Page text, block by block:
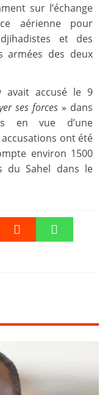
sur l’échange
aérienne pour
et des
armées des deux
avait accusé le 9
ses forces» dans
en vue d’une
ont été
environ 1500
du Sahel dans le